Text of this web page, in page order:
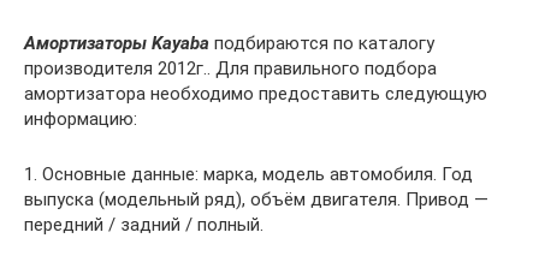
Амортизаторы Kayaba подбираются по каталогу
производителя 2012г.. Для правильного подбора
амортизатора необходимо предоставить следующую
информацию:
1. Основные данные: марка, модель автомобиля. Год
выпуска (модельный ряд), объём двигателя. Привод —
передний / задний / полный.